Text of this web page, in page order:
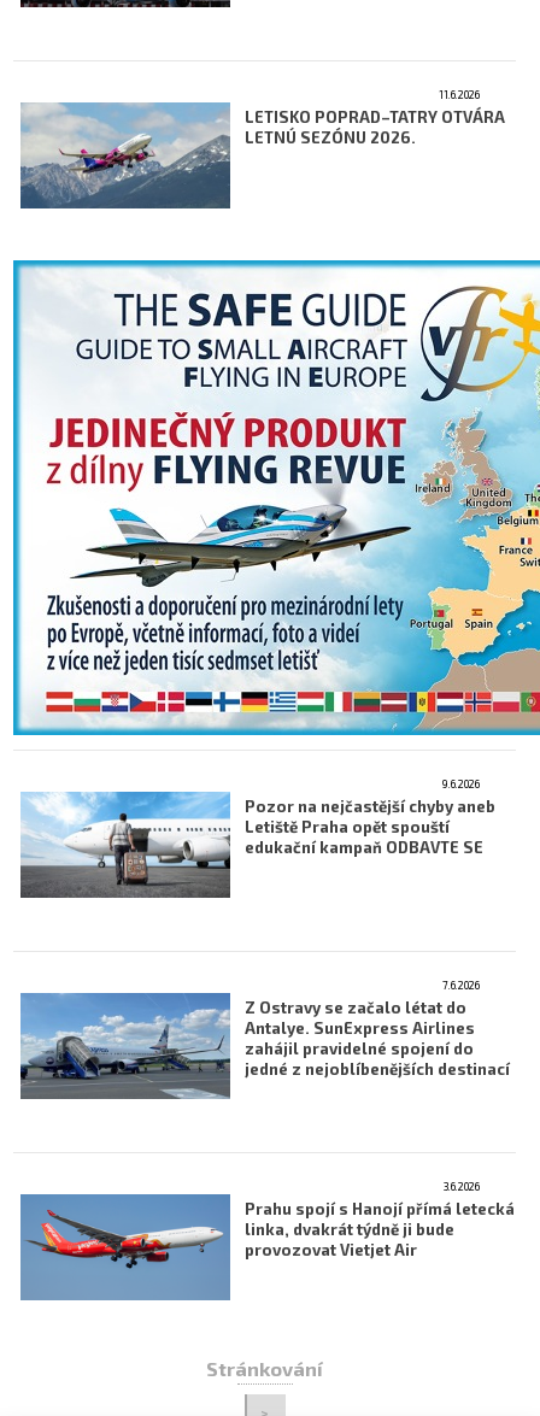
11.6.2026
LETISKO POPRAD–TATRY OTVÁRA
LETNÚ SEZÓNU 2026.
9.6.2026
Pozor na nejčastější chyby aneb
Letiště Praha opět spouští
edukační kampaň ODBAVTE SE
7.6.2026
Z Ostravy se začalo létat do
Antalye. SunExpress Airlines
zahájil pravidelné spojení do
jedné z nejoblíbenějších destinací
3.6.2026
Prahu spojí s Hanojí přímá letecká
linka, dvakrát týdně ji bude
provozovat Vietjet Air
Stránkování